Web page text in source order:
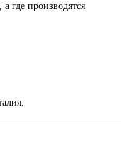
где производятся